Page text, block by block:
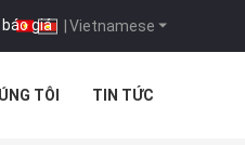
Vietnamese
giá |
TÔI TIN TỨC